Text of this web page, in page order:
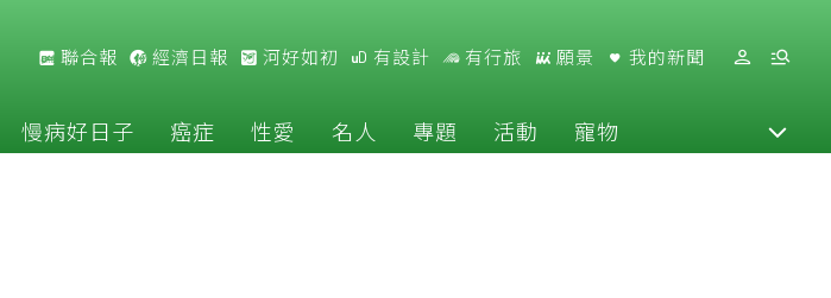
聯合報 經濟日報 河好如初 有設計 有行旅 願景 我的新聞
慢病好日子 癌症 性愛 名人 專題 活動 寵物